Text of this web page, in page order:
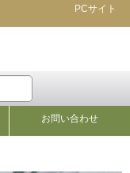
PCサイト
お問い合わせ